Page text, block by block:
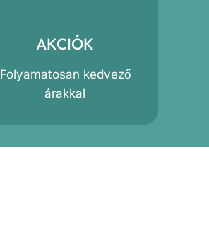
AKCIÓK
Folyamatosan kedvező
árakkal